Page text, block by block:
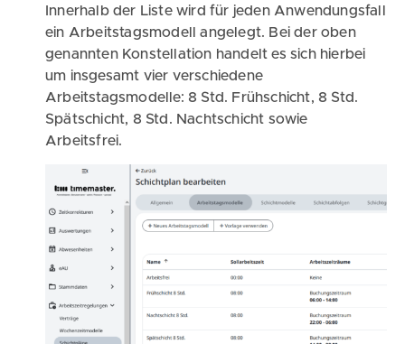
Innerhalb der Liste wird für jeden Anwendungsfall
ein Arbeitstagsmodell angelegt. Bei der oben
genannten Konstellation handelt es sich hierbei
um insgesamt vier verschiedene
Arbeitstagsmodelle: 8 Std. Frühschicht, 8 Std.
Spätschicht, 8 Std. Nachtschicht sowie
Arbeitsfrei.